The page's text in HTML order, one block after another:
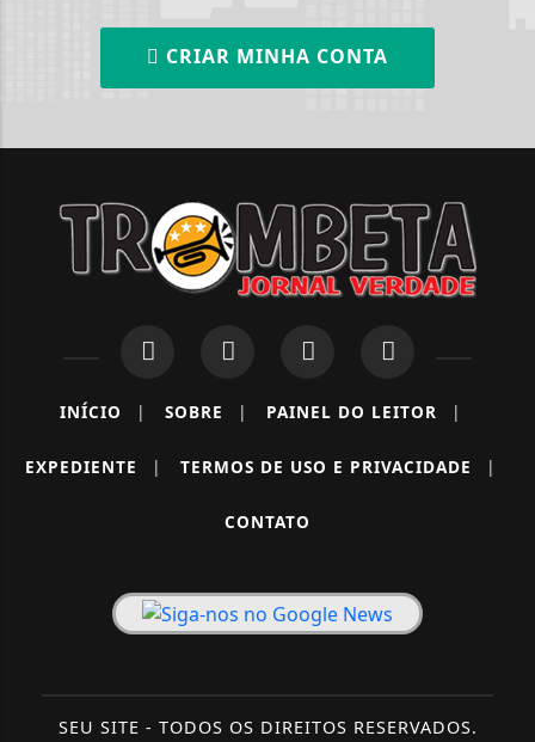
CRIAR MINHA CONTA
INÍCIO | SOBRE | PAINEL DO LEITOR |
EXPEDIENTE | TERMOS DE USO E PRIVACIDADE |
CONTATO
SEU SITE - TODOS OS DIREITOS RESERVADOS.